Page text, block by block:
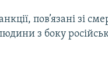
пов’язані зі
з боку